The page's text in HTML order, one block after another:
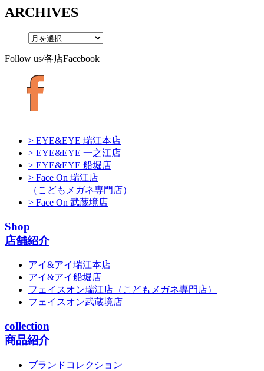
ARCHIVES
Follow us/各店Facebook
> EYE&EYE 瑞江本店
> EYE&EYE 一之江店
> EYE&EYE 船堀店
> Face On 瑞江店
（こどもメガネ専門店）
> Face On 武蔵境店
Shop
店舗紹介
アイ&アイ瑞江本店
アイ&アイ船堀店
フェイスオン瑞江店 （こどもメガネ専門店）
フェイスオン武蔵境店
collection
商品紹介
ブランドコレクション